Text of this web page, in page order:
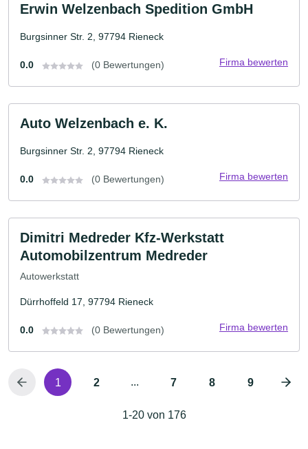
Erwin Welzenbach Spedition GmbH
Burgsinner Str. 2, 97794 Rieneck
0.0 (0 Bewertungen) Firma bewerten
Auto Welzenbach e. K.
Burgsinner Str. 2, 97794 Rieneck
0.0 (0 Bewertungen) Firma bewerten
Dimitri Medreder Kfz-Werkstatt
Automobilzentrum Medreder
Autowerkstatt
Dürrhoffeld 17, 97794 Rieneck
0.0 (0 Bewertungen) Firma bewerten
1 2 ... 7 8 9
1-20 von 176